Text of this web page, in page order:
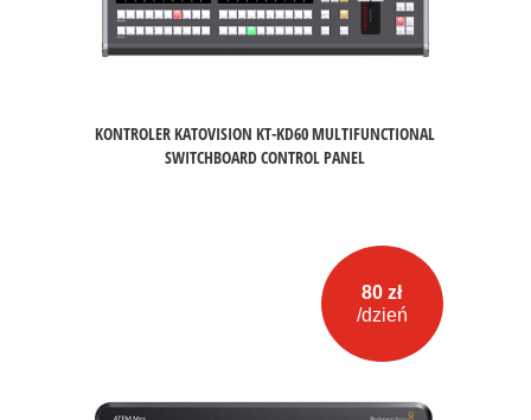
KONTROLER KATOVISION KT-KD60 MULTIFUNCTIONAL
SWITCHBOARD CONTROL PANEL
80 zł
/dzień